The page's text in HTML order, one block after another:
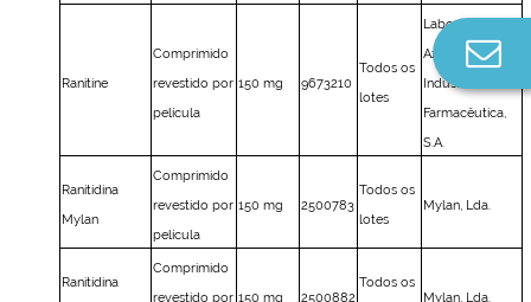
Ranitine
Comprimido
revestido por
película
150 mg 9673210
Todos os
lotes
Laboratórios
Azevedos -
Indústria
Farmacêutica,
S.A.
Ranitidina
Mylan
Comprimido
revestido por
película
150 mg 2500783
Todos os
lotes
Mylan, Lda.
Ranitidina
Comprimido
revestido por 150 mg 2500882
Todos os
Mylan, Lda.